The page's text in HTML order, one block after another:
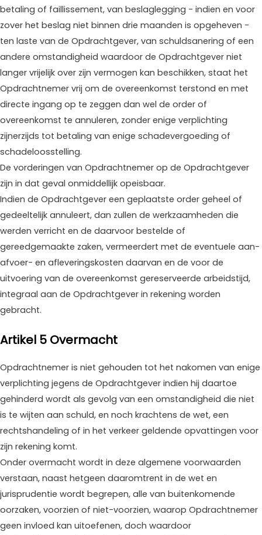
betaling of faillissement, van beslaglegging - indien en voor
zover het beslag niet binnen drie maanden is opgeheven -
ten laste van de Opdrachtgever, van schuldsanering of een
andere omstandigheid waardoor de Opdrachtgever niet
langer vrijelijk over zijn vermogen kan beschikken, staat het
Opdrachtnemer vrij om de overeenkomst terstond en met
directe ingang op te zeggen dan wel de order of
overeenkomst te annuleren, zonder enige verplichting
zijnerzijds tot betaling van enige schadevergoeding of
schadeloosstelling.
De vorderingen van Opdrachtnemer op de Opdrachtgever
zijn in dat geval onmiddellijk opeisbaar.
Indien de Opdrachtgever een geplaatste order geheel of
gedeeltelijk annuleert, dan zullen de werkzaamheden die
werden verricht en de daarvoor bestelde of
gereedgemaakte zaken, vermeerdert met de eventuele aan-
afvoer- en afleveringskosten daarvan en de voor de
uitvoering van de overeenkomst gereserveerde arbeidstijd,
integraal aan de Opdrachtgever in rekening worden
gebracht.
Artikel 5 Overmacht
Opdrachtnemer is niet gehouden tot het nakomen van enige
verplichting jegens de Opdrachtgever indien hij daartoe
gehinderd wordt als gevolg van een omstandigheid die niet
is te wijten aan schuld, en noch krachtens de wet, een
rechtshandeling of in het verkeer geldende opvattingen voor
zijn rekening komt.
Onder overmacht wordt in deze algemene voorwaarden
verstaan, naast hetgeen daaromtrent in de wet en
jurisprudentie wordt begrepen, alle van buitenkomende
oorzaken, voorzien of niet-voorzien, waarop Opdrachtnemer
geen invloed kan uitoefenen, doch waardoor